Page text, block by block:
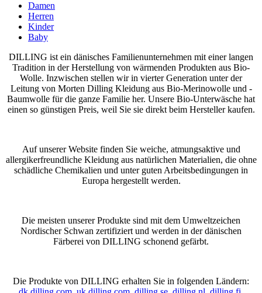
Damen
Herren
Kinder
Baby
DILLING ist ein dänisches Familienunternehmen mit einer langen
Tradition in der Herstellung von wärmenden Produkten aus Bio-
Wolle. Inzwischen stellen wir in vierter Generation unter der
Leitung von Morten Dilling Kleidung aus Bio-Merinowolle und -
Baumwolle für die ganze Familie her. Unsere Bio-Unterwäsche hat
einen so günstigen Preis, weil Sie sie direkt beim Hersteller kaufen.
Auf unserer Website finden Sie weiche, atmungsaktive und
allergikerfreundliche Kleidung aus natürlichen Materialien, die ohne
schädliche Chemikalien und unter guten Arbeitsbedingungen in
Europa hergestellt werden.
Die meisten unserer Produkte sind mit dem Umweltzeichen
Nordischer Schwan zertifiziert und werden in der dänischen
Färberei von DILLING schonend gefärbt.
Die Produkte von DILLING erhalten Sie in folgenden Ländern: